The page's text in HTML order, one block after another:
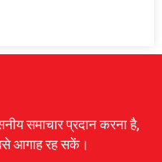
समाचार प्रदान करना है,
आगाह रह सकें।